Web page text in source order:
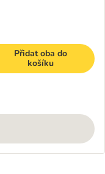
Přidat oba do
košíku